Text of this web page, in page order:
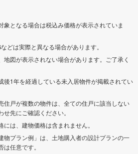
象となる場合は税込み価格が表示されていま
どは実際と異なる場合があります。
地図が表示されない場合があります。ご了承く
後1年を経過している未入居物件が掲載されてい
住戸が複数の物件は、全ての住戸に該当しない
先にご確認ください。
には、建物価格は含まれません。
物プラン例」は、土地購入者の設計プランの一
任意です。